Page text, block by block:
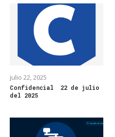
julio 22, 2025
Confidencial 22 de julio
del 2025